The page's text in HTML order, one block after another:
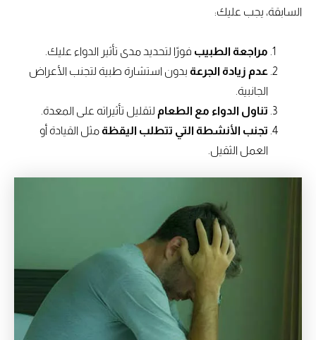
السابقة، يجب عليك:
مراجعة الطبيبفورًا لتحديد مدى تأثير الدواء عليك.
عدم زيادة الجرعةبدون استشارة طبية لتجنب الأعراض
الجانبية.
تناول الدواء مع الطعاملتقليل تأثيراته على المعدة.
تجنب الأنشطة التي تتطلب اليقظةمثل القيادة أو
العمل الثقيل.